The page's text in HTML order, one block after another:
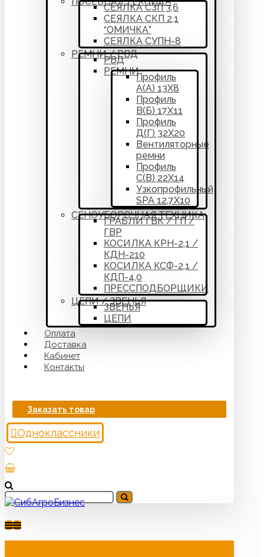
СЕЯЛКА СЗП 3,6
СЕЯЛКА СКП 2,1
“ОМИЧКА”
СЕЯЛКА СУПН-8
РЕМНИ / РВД
РВД
РЕМНИ
Профиль
А(А) 13Х8
Профиль
В(Б) 17Х11
Профиль
Д(Г) 32Х20
Вентиляторные
ремни
Профиль
С(В) 22Х14
Узкопрофильный
SPA 12,7Х10
СЕНОУБОРОЧНАЯ ТЕХНИКА
ГРАБЛИ ГВК / ГП /
ГВР
КОСИЛКА КРН-2,1 /
КДН-210
КОСИЛКА КСФ-2,1 /
КДП-4,0
ПРЕССПОДБОРЩИКИ
ЦЕПИ / ЗВЕНЬЯ
ЗВЕНЬЯ
ЦЕПИ
Оплата
Доставка
Кабинет
Контакты
Заказать товар
Одноклассники